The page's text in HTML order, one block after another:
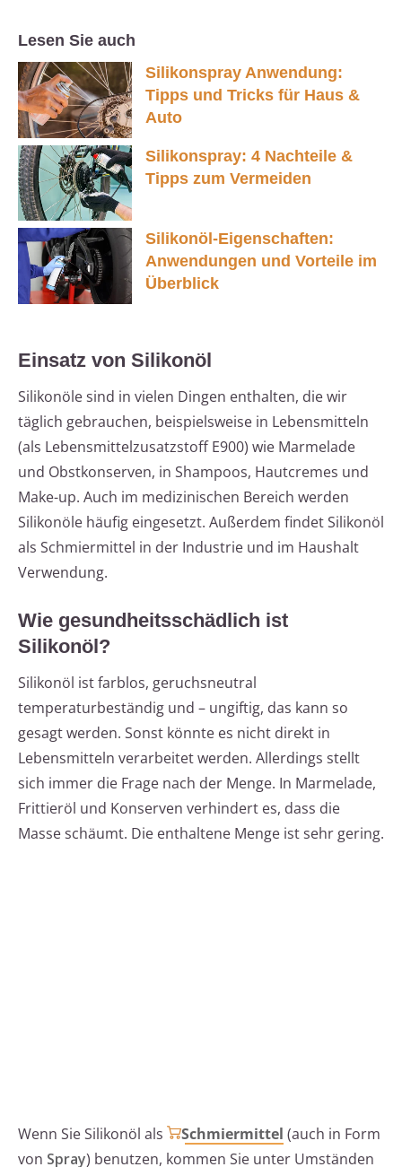
Lesen Sie auch
Silikonspray Anwendung:
Tipps und Tricks für Haus &
Auto
Silikonspray: 4 Nachteile &
Tipps zum Vermeiden
Silikonöl-Eigenschaften:
Anwendungen und Vorteile im
Überblick
Einsatz von Silikonöl
Silikonöle sind in vielen Dingen enthalten, die wir
täglich gebrauchen, beispielsweise in Lebensmitteln
(als Lebensmittelzusatzstoff E900) wie Marmelade
und Obstkonserven, in Shampoos, Hautcremes und
Make-up. Auch im medizinischen Bereich werden
Silikonöle häufig eingesetzt. Außerdem findet Silikonöl
als Schmiermittel in der Industrie und im Haushalt
Verwendung.
Wie gesundheitsschädlich ist
Silikonöl?
Silikonöl ist farblos, geruchsneutral
temperaturbeständig und – ungiftig, das kann so
gesagt werden. Sonst könnte es nicht direkt in
Lebensmitteln verarbeitet werden. Allerdings stellt
sich immer die Frage nach der Menge. In Marmelade,
Frittieröl und Konserven verhindert es, dass die
Masse schäumt. Die enthaltene Menge ist sehr gering.
Wenn Sie Silikonöl als Schmiermittel (auch in Form
von Spray) benutzen, kommen Sie unter Umständen